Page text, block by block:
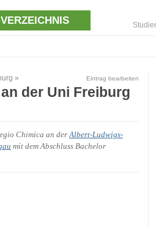
» Eintrag bearbeiten
der Uni Freiburg
Chimica an derAlbert-Ludwigs-
mit dem Abschluss Bachelor